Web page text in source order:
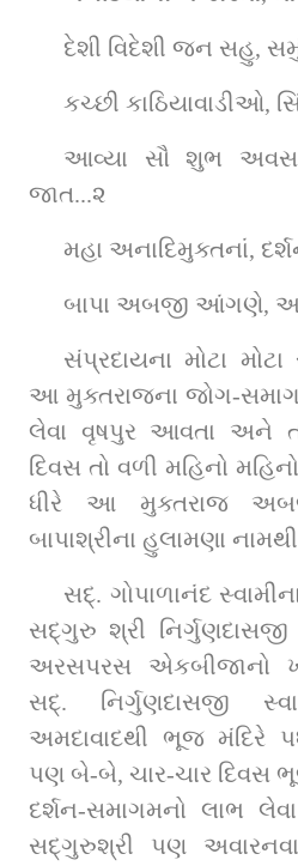
દેશી વિદેશી જન સહુ,
કચ્છી કાઠિયાવાડીઓ,
આવ્યા સૌ શુભ
જાત...૨
મહા અનાદિમુક્તનાં,
બાપા અબજી આંગણે,
સંપ્રદાયના મોટા મોટા
આ મુક્તરાજના જોગ-
લેવા વૃષપુર આવતા અને
દિવસ તો વળી મહિનો
ધીરે આ મુક્તરાજ
બાપાશ્રીના હુલામણા
સદ્‌. ગોપાળાનંદ સ્વામીના વારસદાર એવા સમર્થ
સદ્‌ગુરુ શ્રી નિર્ગુણદાસજી સ્વામી તથા બાપાશ્રી
અરસપરસ એકબીજાનો
સદ્‌. નિર્ગુણદાસજી સ્વામી જ્યારે જ્યારે
અમદાવાદથી ભૂજ મંદિરે
પણ બે-બે, ચાર-ચાર દિવસ ભૂજ
દર્શન-સમાગમનો લાભ
સદ્‌ગુરુશ્રી પણ અવારનવાર બાપાશ્રીના જોગ-